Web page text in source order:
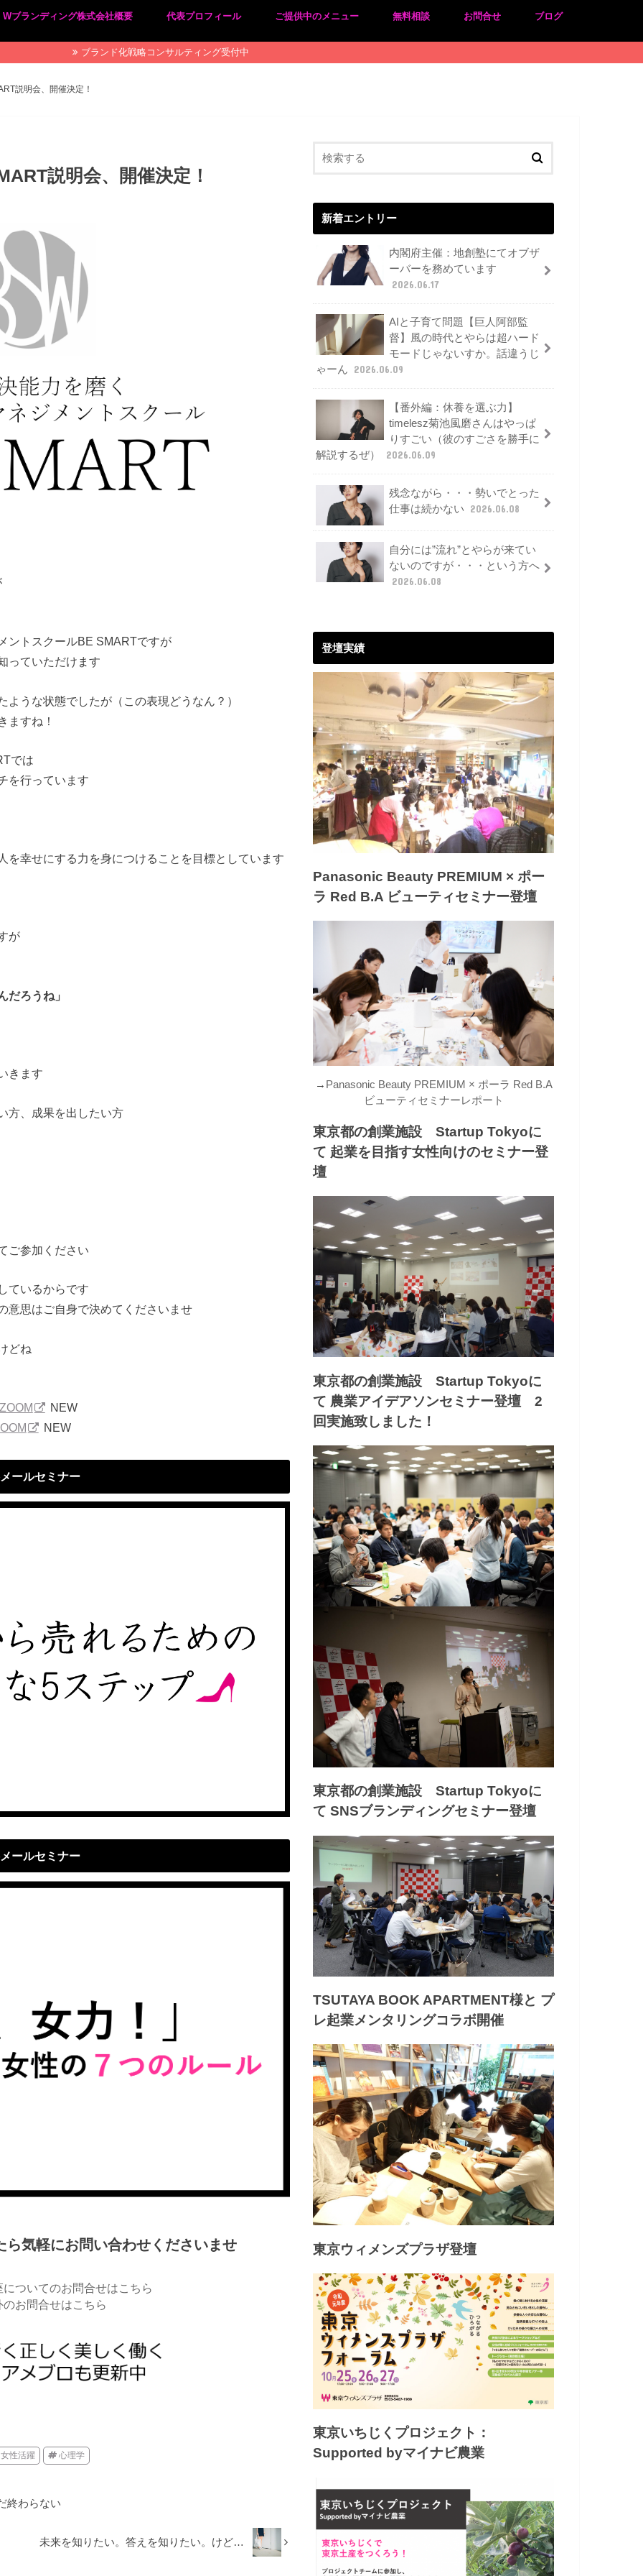
Wブランディング株式会社概要
ライバシーポリシー
定商取引法に基づく表記
代表プロフィール ご提供中のメニュー 無料相談 お問合せ ブログ
ブランド化戦略コンサルティング受付中
説明会、開催決定！
説明会、開催決定！
ントスクールBE SMARTですが
っていただけます
ような状態でしたが （この表現どうなん？）
ますね！
では
を行っています
を幸せにする力を身につけることを目標としています
が
だろうね」
きます
方、 成果を出したい方
ご参加ください
ているからです
意思はご自身で決めてくださいませ
どね
NEW
NEW
ールセミナー
ールセミナー
ら気軽にお問い合わせくださいませ
ついてのお問合せはこちら
のお問合せはこちら
女性活躍 心理学
終わらない
未来を知りたい。答えを知りたい。けど…
新着エントリー
内閣府主催：地創塾にてオブザ
ーバーを務めています
2026.06.17
AIと子育て問題【巨人阿部監
督】風の時代とやらは超ハード
モードじゃないすか。話違うじ
ゃーん
2026.06.09
【番外編：休養を選ぶ力】
timelesz菊池風磨さんはやっぱ
りすごい（彼のすごさを勝手に
解説するぜ）
2026.06.09
残念ながら・・・勢いでとった
仕事は続かない
2026.06.08
自分には”流れ”とやらが来てい
ないのですが・・・という方へ
2026.06.08
登壇実績
Panasonic Beauty PREMIUM × ポー
ラ Red B.A ビューティセミナー登壇
→ Panasonic Beauty PREMIUM × ポーラ Red B.A
ビューティセミナーレポート
東京都の創業施設 Startup Tokyoに
て 起業を目指す女性向けのセミナー登
壇
東京都の創業施設 Startup Tokyoに
て 農業アイデアソンセミナー登壇 2
回実施致しました！
東京都の創業施設 Startup Tokyoに
て SNSブランディングセミナー登壇
TSUTAYA BOOK APARTMENT様と プ
レ起業メンタリングコラボ開催
東京ウィメンズプラザ登壇
東京いちじくプロジェクト：
Supported byマイナビ農業